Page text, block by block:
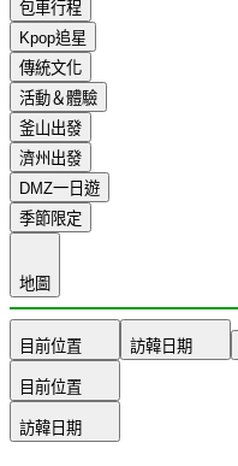
包車行程
Kpop追星
傳統文化
活動＆體驗
釜山出發
濟州出發
DMZ一日遊
季節限定
地圖
目前位置 訪韓日期
目前位置
訪韓日期